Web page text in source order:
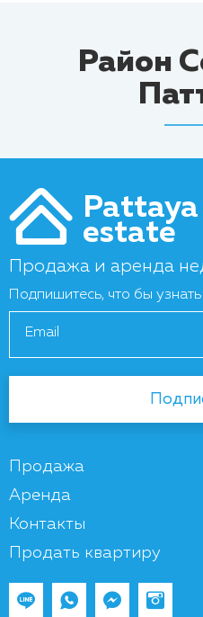
Район
Pattaya
estate
Продажа и аренда
Подпишитесь, что бы
Email
Продажа
Аренда
Контакты
Продать квартиру